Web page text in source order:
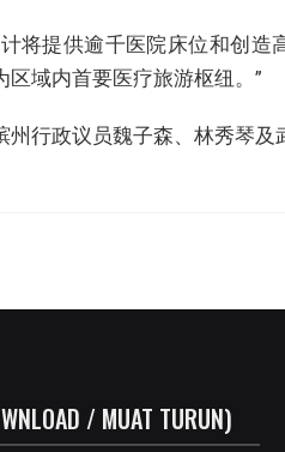
将提供逾千医院床位和创
区域内首要医疗旅游枢纽。”
州行政议员魏子森、林秀琴及
/ MUAT TURUN)